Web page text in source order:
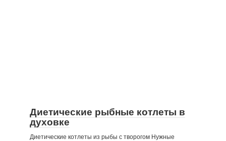
Диетические рыбные котлеты в
духовке
Диетические котлеты из рыбы с творогом Нужные